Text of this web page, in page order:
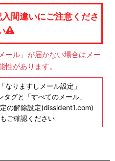
間違いにご注意くださ
ール」が届かない場合はメー
性があります。
りますしメール設定」
グと「すべてのメール」
の解除設定(dissident1.com)
ご確認ください